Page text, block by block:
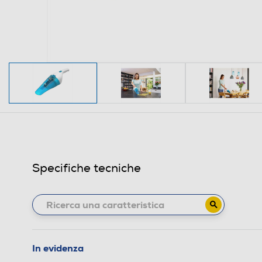
Specifiche tecniche
In evidenza